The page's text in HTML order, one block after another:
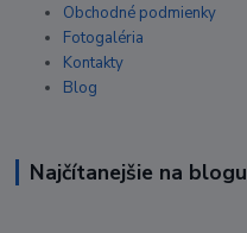
Obchodné podmienky
Fotogaléria
Kontakty
Blog
Najčítanejšie na blogu